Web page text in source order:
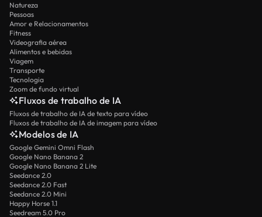
Natureza
Pessoas
Amor e Relacionamentos
Fitness
Videografia aérea
Alimentos e bebidas
Viagem
Transporte
Tecnologia
Zoom de fundo virtual
Fluxos de trabalho de IA
Fluxos de trabalho de IA de texto para vídeo
Fluxos de trabalho de IA de imagem para vídeo
Modelos de IA
Google Gemini Omni Flash
Google Nano Banana 2
Google Nano Banana 2 Lite
Seedance 2.0
Seedance 2.0 Fast
Seedance 2.0 Mini
Happy Horse 1.1
Seedream 5.0 Pro